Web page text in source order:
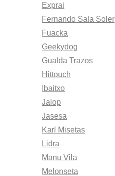
Exprai
Fernando Sala Soler
Fuacka
Geekydog
Gualda Trazos
Hittouch
Ibaitxo
Jalop
Jasesa
Karl Misetas
Lidra
Manu Vila
Melonseta